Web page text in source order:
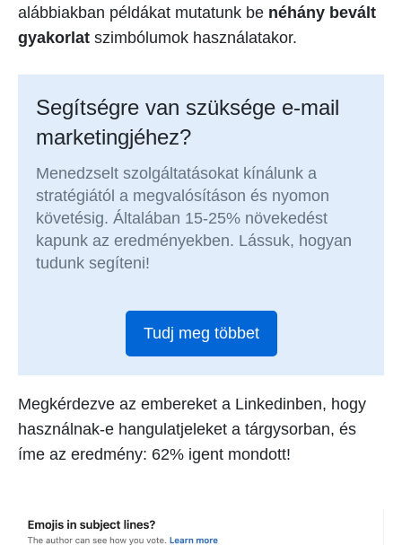
alábbiakban példákat mutatunk be néhány bevált
gyakorlat szimbólumok használatakor.
Segítségre van szüksége e-mail
marketingjéhez?
Menedzselt szolgáltatásokat kínálunk a
stratégiától a megvalósításon és nyomon
követésig. Általában 15-25% növekedést
kapunk az eredményekben. Lássuk, hogyan
tudunk segíteni!
Tudj meg többet
Megkérdezve az embereket a Linkedinben, hogy
használnak-e hangulatjeleket a tárgysorban, és
íme az eredmény: 62% igent mondott!